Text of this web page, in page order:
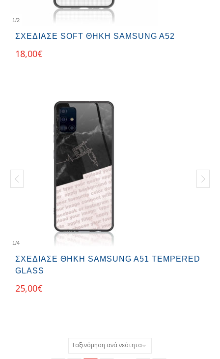
1/2
ΣΧΕΔΊΑΣΕ SOFT ΘΉΚΗ SAMSUNG A52
18,00€
1/4
ΣΧΕΔΊΑΣΕ ΘΉΚΗ SAMSUNG A51 TEMPERED
GLASS
25,00€